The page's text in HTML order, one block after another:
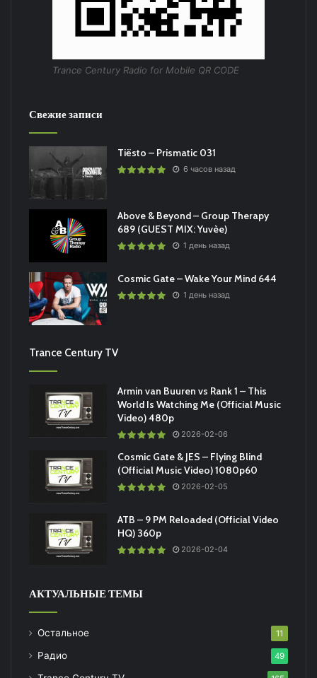
Trance Century Radio for Mobile QR CODE
Свежие записи
Tiësto – Prismatic 031
6 часов назад
Above & Beyond – Group Therapy
689 (GUEST MIX: Yuvèe)
1 день назад
Cosmic Gate – Wake Your Mind 644
1 день назад
Trance Century TV
Armin van Buuren vs Rank 1 – This
World Is Watching Me (Official Music
Video) 480p
2026-02-06
Cosmic Gate & JES – Flying Blind
(Official Music Video) 1080p60
2026-02-05
ATB – 9 PM Reloaded (Official Video
HQ) 360p
2026-02-04
АКТУАЛЬНЫЕ ТЕМЫ
Остальное 11
Радио 49